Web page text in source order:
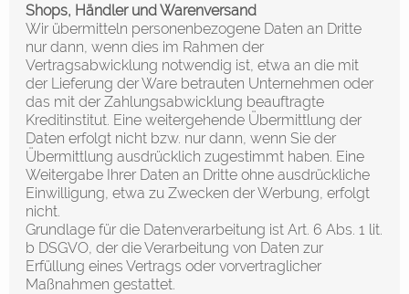
Shops, Händler und Warenversand
Wir übermitteln personenbezogene Daten an Dritte
nur dann, wenn dies im Rahmen der
Vertragsabwicklung notwendig ist, etwa an die mit
der Lieferung der Ware betrauten Unternehmen oder
das mit der Zahlungsabwicklung beauftragte
Kreditinstitut. Eine weitergehende Übermittlung der
Daten erfolgt nicht bzw. nur dann, wenn Sie der
Übermittlung ausdrücklich zugestimmt haben. Eine
Weitergabe Ihrer Daten an Dritte ohne ausdrückliche
Einwilligung, etwa zu Zwecken der Werbung, erfolgt
nicht.
Grundlage für die Datenverarbeitung ist Art. 6 Abs. 1 lit.
b DSGVO, der die Verarbeitung von Daten zur
Erfüllung eines Vertrags oder vorvertraglicher
Maßnahmen gestattet.